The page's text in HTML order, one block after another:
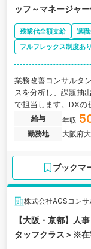
ッフ～マネージャー
残業代全額支給 退職
フルフレックス制度あり
業務改善コンサルタ
スを分析し、課題抽
で担当します。DXの
ェーズに携わること
じてコンサルタント
給与 年収
勤務地
大阪府
ブックマ
株式会社AGSコン
【大阪・京都】人
タッフクラス＞※